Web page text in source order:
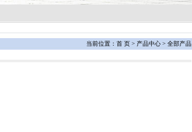
当前位置： 首 页> 产品中心> 全部产品